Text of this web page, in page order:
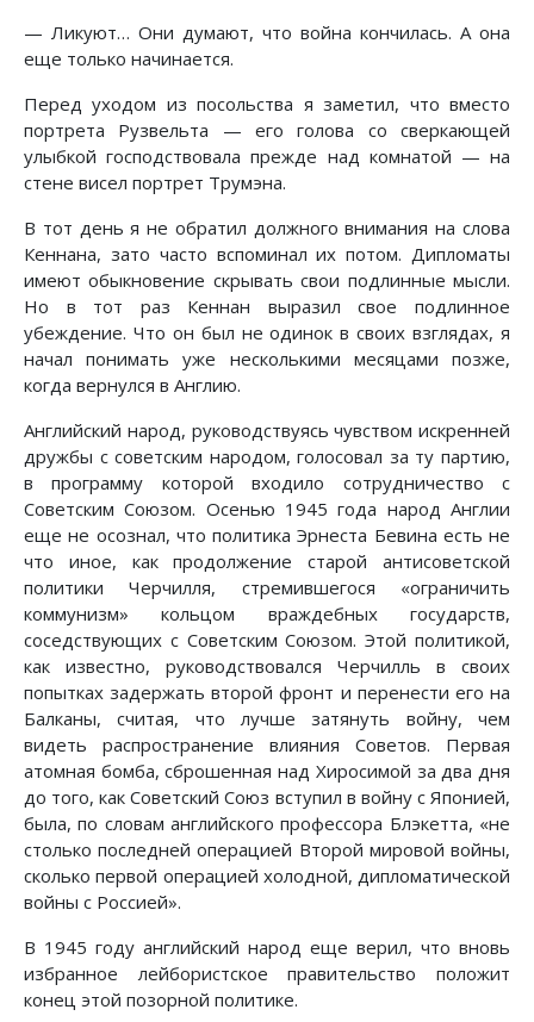
— Ликуют… Они думают, что война кончилась. А она
еще только начинается.
Перед уходом из посольства я заметил, что вместо
портрета Рузвельта — его голова со сверкающей
улыбкой господствовала прежде над комнатой — на
стене висел портрет Трумэна.
В тот день я не обратил должного внимания на слова
Кеннана, зато часто вспоминал их потом. Дипломаты
имеют обыкновение скрывать свои подлинные мысли.
Но в тот раз Кеннан выразил свое подлинное
убеждение. Что он был не одинок в своих взглядах, я
начал понимать уже несколькими месяцами позже,
когда вернулся в Англию.
Английский народ, руководствуясь чувством искренней
дружбы с советским народом, голосовал за ту партию,
в программу которой входило сотрудничество с
Советским Союзом. Осенью 1945 года народ Англии
еще не осознал, что политика Эрнеста Бевина есть не
что иное, как продолжение старой антисоветской
политики Черчилля, стремившегося «ограничить
коммунизм» кольцом враждебных государств,
соседствующих с Советским Союзом. Этой политикой,
как известно, руководствовался Черчилль в своих
попытках задержать второй фронт и перенести его на
Балканы, считая, что лучше затянуть войну, чем
видеть распространение влияния Советов. Первая
атомная бомба, сброшенная над Хиросимой за два дня
до того, как Советский Союз вступил в войну с Японией,
была, по словам английского профессора Блэкетта, «не
столько последней операцией Второй мировой войны,
сколько первой операцией холодной, дипломатической
войны с Россией».
В 1945 году английский народ еще верил, что вновь
избранное лейбористское правительство положит
конец этой позорной политике.